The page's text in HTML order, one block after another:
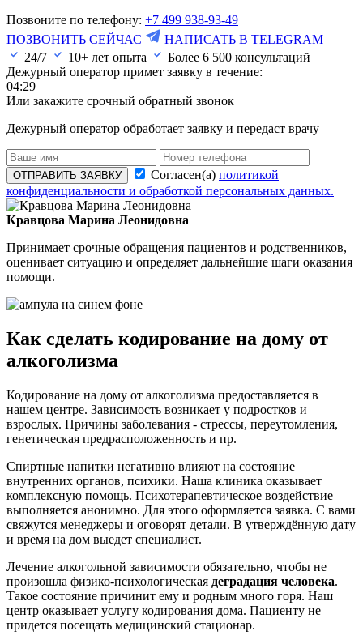
Позвоните по телефону: +7 499 938-93-49
ПОЗВОНИТЬ СЕЙЧАС
НАПИСАТЬ В TELEGRAM
24/7
10+ лет опыта Более 6 500 консультаций
Дежурный оператор примет заявку в течение:
04:28
Или закажите срочный обратный звонок
Дежурный оператор обработает заявку и передаст врачу
ОТПРАВИТЬ ЗАЯВКУ Согласен(а) политикой
конфиденциальности и обработкой персональных данных.
Кравцова Марина Леонидовна
Принимает срочные обращения пациентов и родственников,
оценивает ситуацию и определяет дальнейшие шаги оказания
помощи.
Как сделать кодирование на дому от
алкоголизма
Кодирование на дому от алкоголизма предоставляется в
нашем центре. Зависимость возникает у подростков и
взрослых. Причины заболевания - стрессы, переутомления,
генетическая предрасположенность и пр.
Спиртные напитки негативно влияют на состояние
внутренних органов, психики. Наша клиника оказывает
комплексную помощь. Психотерапевтическое воздействие
выполняется анонимно. Для этого оформляется заявка. С вами
свяжутся менеджеры и оговорят детали. В утверждённую дату
и время на дом выедет специалист.
Лечение алкогольной зависимости обязательно, чтобы не
произошла физико-психологическая деградация человека.
Такое состояние причинит ему и родным много горя. Наш
центр оказывает услугу кодирования дома. Пациенту не
придется посещать медицинский стационар.